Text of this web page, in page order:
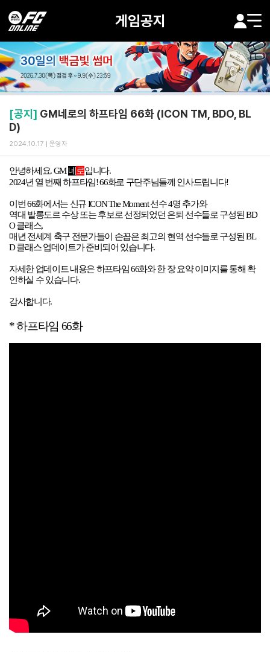
게임공지
[공지] GM네로의 하프타임 66화 (ICON TM, BDO, BL
D)
2024.10.17 운영자
안녕하세요. GM네 로입니다.
2024년 열 번째 하프타임! 66화로 구단주님들께 인사드립니다!
이번 66화에서는 신규 ICON The Moment 선수 4명 추가와
역대 발롱도르 수상 또는 후보로 선정되었던 은퇴 선수들로 구성된 BD
O 클래스,
매년 전세계 축구 전문가들이 손꼽은 최고의 현역 선수들로 구성된 BL
D 클래스 업데이트가 준비되어 있습니다.
자세한 업데이트 내용은 하프타임 66화와 한 장 요약 이미지를 통해 확
인하실 수 있습니다.
감사합니다.
*하프타임 66화